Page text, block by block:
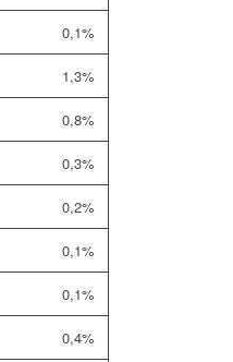
0,1%
1,3%
0,8%
0,3%
0,2%
0,1%
0,1%
0,4%